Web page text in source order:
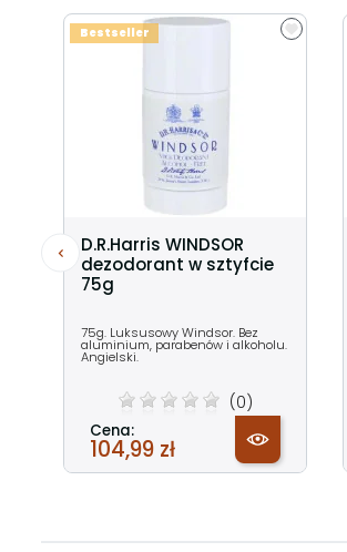
D.R.Harris WINDSOR
dezodorant w sztyfcie
75g
75g. Luksusowy Windsor. Bez
aluminium, parabenów i alkoholu.
Angielski.
(0)
Cena:
104,99 zł
Bestseller